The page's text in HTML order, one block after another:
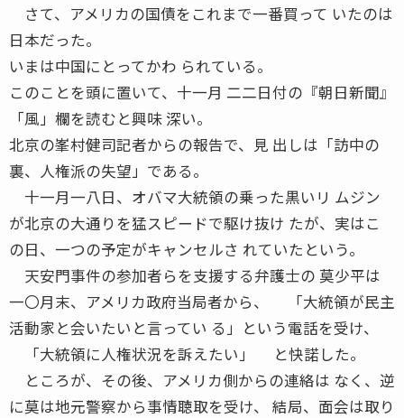
さて、アメリカの国債をこれまで一番買って いたのは
日本だった。
いまは中国にとってかわ られている。
このことを頭に置いて、十一月 二二日付の『朝日新聞』
「風」欄を読むと興味 深い。
北京の峯村健司記者からの報告で、見 出しは「訪中の
裏、人権派の失望」である。
十一月一八日、オバマ大統領の乗った黒いリ ムジン
が北京の大通りを猛スピードで駆け抜け たが、実はこ
の日、一つの予定がキャンセルさ れていたという。
天安門事件の参加者らを支援する弁護士の 莫少平は
一〇月末、アメリカ政府当局者から、 「大統領が民主
活動家と会いたいと言ってい る」という電話を受け、
「大統領に人権状況を訴えたい」 と快諾した。
ところが、その後、アメリカ側からの連絡は なく、逆
に莫は地元警察から事情聴取を受け、 結局、面会は取り